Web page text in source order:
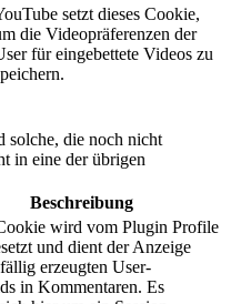
setzt dieses Cookie,
die Videopräferenzen der
für eingebettete Videos zu
solche, die noch nicht
in eine der übrigen
Beschreibung
wird vom Plugin Profile
und dient der Anzeige
erzeugten User-
in Kommentaren. Es